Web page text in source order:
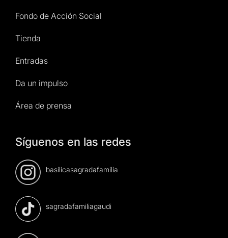
Fondo de Acción Social
Tienda
Entradas
Da un impulso
Área de prensa
Síguenos en las redes
basilicasagradafamilia
sagradafamiliagaudi